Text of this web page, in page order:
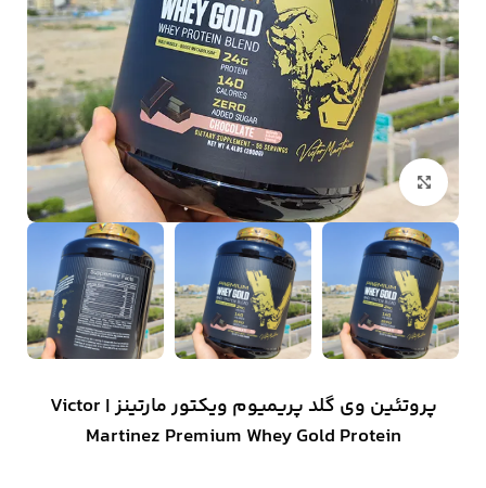
بزرگنمایی تصویر
پروتئین وی گلد پریمیوم ویکتور مارتینز | Victor
Martinez Premium Whey Gold Protein